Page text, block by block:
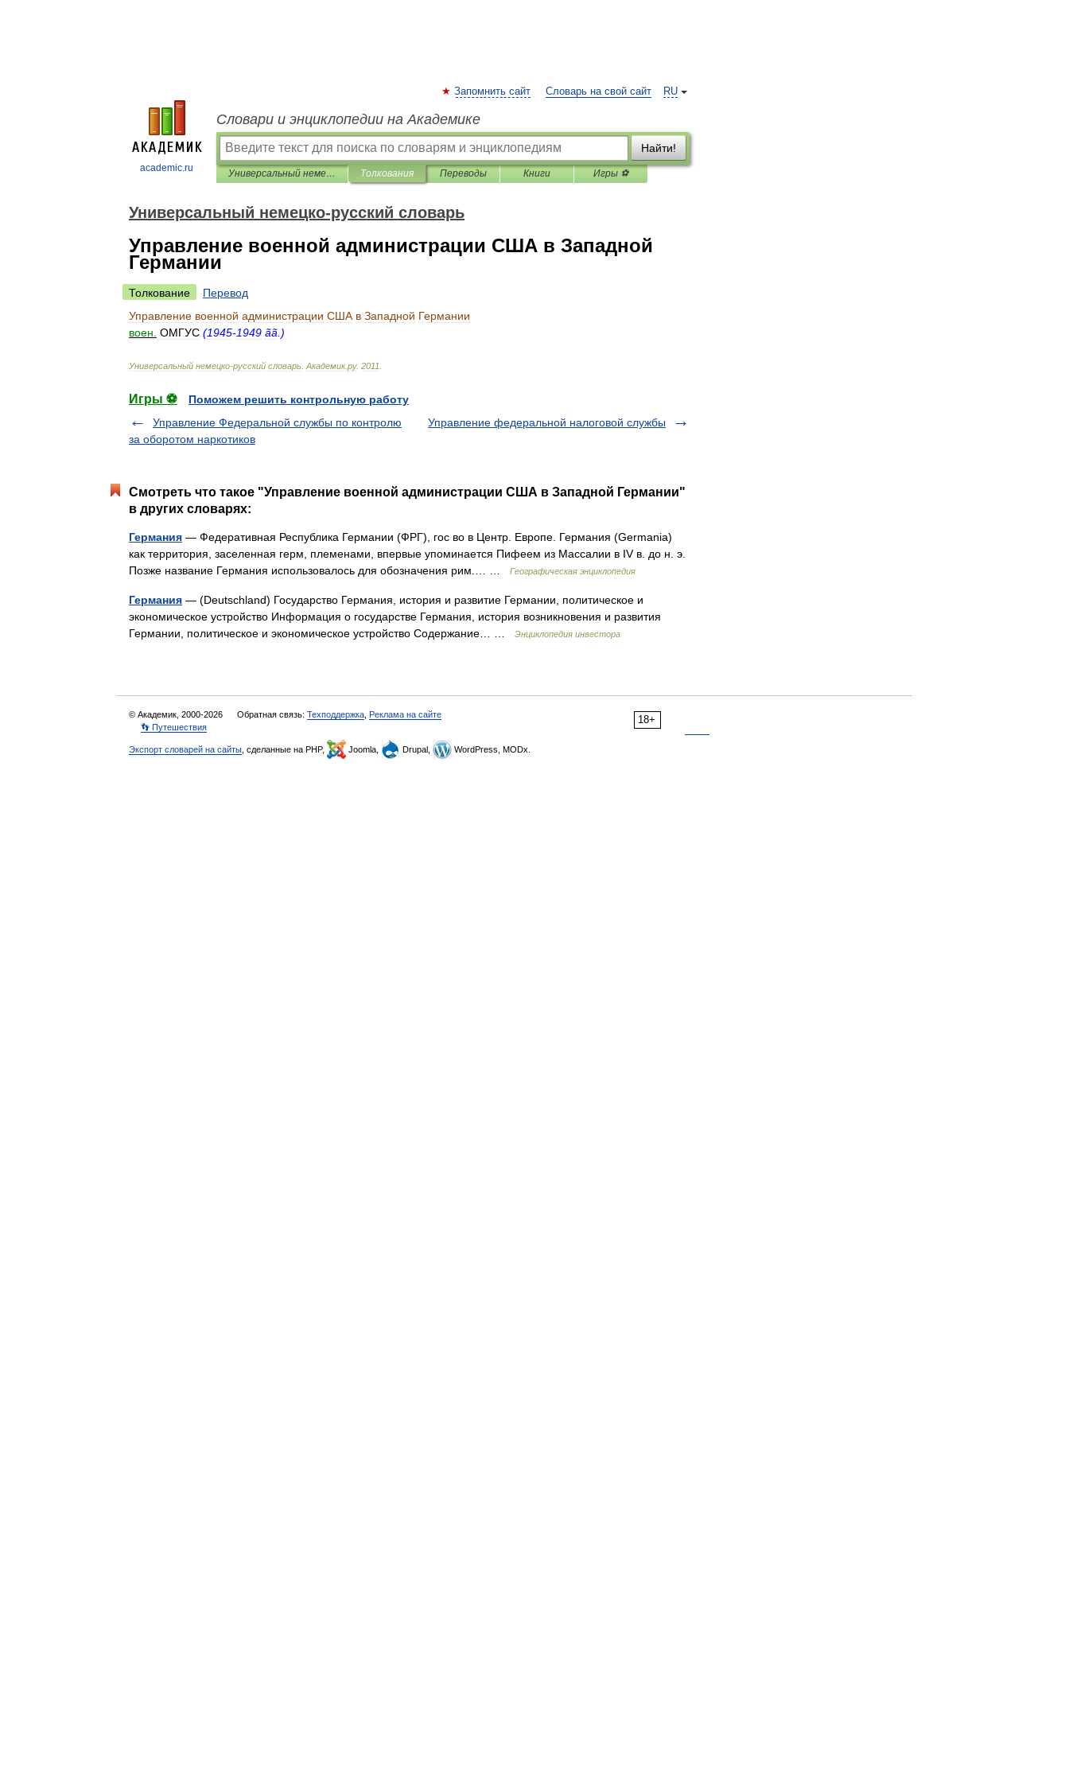
academic.ru
RU
Запомнить сайт Словарь на свой сайт
Словари и энциклопедии на Академике
Найти!
Универсальный немецко-русский словарь Толкования Переводы Книги Игры ⚽
Универсальный немецко-русский словарь
Управление военной администрации США в Западной
Германии
Толкование
Перевод
Управление военной администрации США в Западной Германии
воен ОМГУС (1945-1949 ãã .)
Универсальный немецко-русский словарь Академик.ру. 2011
Игры ⚽
Поможем решить контрольную работу
Управление Федеральной службы по контролю
за оборотом наркотиков
Управление федеральной налоговой службы
Смотреть что такое "Управление военной администрации США в Западной Германии"
в других словарях:
Германия — Федеративная Республика Германии (ФРГ), гос во в Центр. Европе. Германия (Germania)
как территория, заселенная герм, племенами, впервые упоминается Пифеем из Массалии в IV в. до н. э.
Позже название Германия использовалось для обозначения рим.… …
Географическая энциклопедия
Германия — (Deutschland) Государство Германия, история и развитие Германии, политическое и
экономическое устройство Информация о государстве Германия, история возникновения и развития
Германии, политическое и экономическое устройство Содержание… …
Энциклопедия инвестора
18+
© Академик, 2000-2026 Обратная связь: Техподдержка Реклама на сайте
👣 Путешествия
Экспорт словарей на сайты , сделанные на PHP, Joomla, Drupal, WordPress, MODx.